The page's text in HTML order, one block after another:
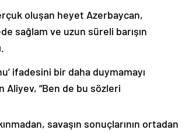
oluşan heyet Azerbaycan,
sağlam ve uzun süreli barışın
ifadesini bir daha duymamayı
Aliyev, “Ben de bu sözleri
savaşın sonuçlarının ortadan